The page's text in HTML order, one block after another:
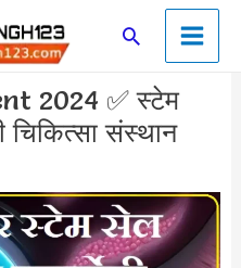
SearchMain
Menu
2024 ✅ स्टेम
चिकित्सा संस्थान